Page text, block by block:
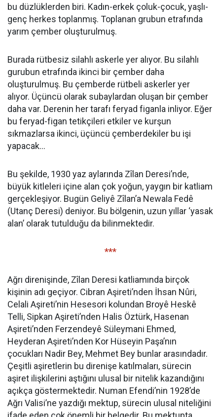
bu düzlüklerden biri. Kadın-erkek çoluk-çocuk, yaşlı-
genç herkes toplanmış. Toplanan grubun etrafında
yarım çember oluşturulmuş.
Burada rütbesiz silahlı askerle yer alıyor. Bu silahlı
gurubun etrafında ikinci bir çember daha
oluşturulmuş. Bu çemberde rütbeli askerler yer
alıyor. Üçüncü olarak subaylardan oluşan bir çember
daha var. Derenin her tarafı feryad figanla inliyor. Eğer
bu feryad-figan tetikçileri etkiler ve kurşun
sıkmazlarsa ikinci, üçüncü çemberdekiler bu işi
yapacak...
Bu şekilde, 1930 yaz aylarında Zîlan Deresi’nde,
büyük kitleleri içine alan çok yoğun, yaygın bir katliam
gerçekleşiyor. Bugün Geliyê Zîlan’a Newala Fedê
(Utanç Deresi) deniyor. Bu bölgenin, uzun yıllar ‘yasak
alan’ olarak tutulduğu da bilinmektedir.
***
Ağrı direnişinde, Zîlan Deresi katliamında birçok
kişinin adı geçiyor. Cibran Aşireti’nden İhsan Nûri,
Celali Aşireti’nin Hesesori kolundan Broyê Heskê
Telli, Sipkan Aşireti’nden Halis Öztürk, Hasenan
Aşireti’nden Ferzendeyê Süleymani Ehmed,
Heyderan Aşireti’nden Kor Hüseyin Paşa’nın
çocukları Nadir Bey, Mehmet Bey bunlar arasındadır.
Çeşitli aşiretlerin bu direnişe katılmaları, sürecin
aşiret ilişkilerini aştığını ulusal bir nitelik kazandığını
açıkça göstermektedir. Numan Efendi’nin 1928’de
Ağrı Valisi’ne yazdığı mektup, sürecin ulusal niteliğini